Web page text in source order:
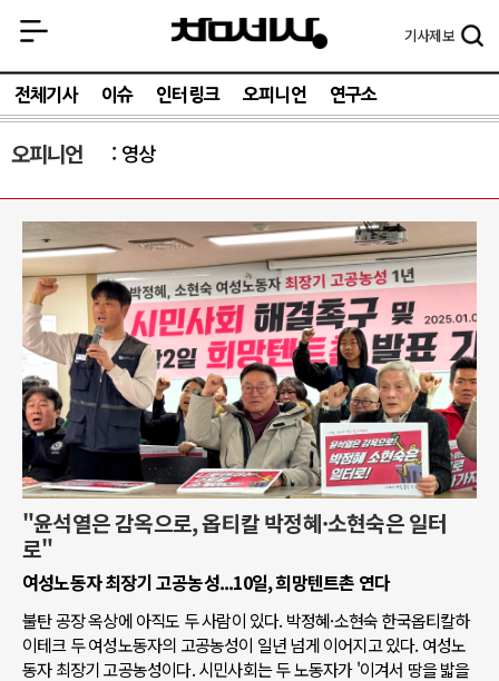
기사제보
전체기사 이슈 인터링크 오피니언 연구소
오피니언 영상
"윤석열은 감옥으로, 옵티칼 박정혜·소현숙은 일터
로"
여성노동자 최장기 고공농성...10일, 희망텐트촌 연다
불탄 공장 옥상에 아직도 두 사람이 있다. 박정혜·소현숙 한국옵티칼하
이테크 두 여성노동자의 고공농성이 일년 넘게 이어지고 있다. 여성노
동자 최장기 고공농성이다. 시민사회는 두 노동자가 '이겨서 땅을 밟을